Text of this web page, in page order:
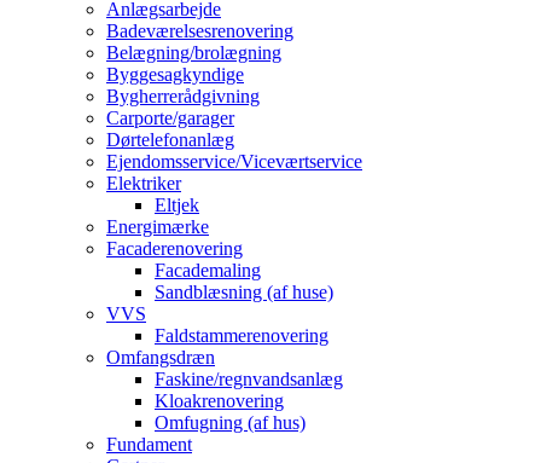
Anlægsarbejde
Badeværelsesrenovering
Belægning/brolægning
Byggesagkyndige
Bygherrerådgivning
Carporte/garager
Dørtelefonanlæg
Ejendomsservice/Viceværtservice
Elektriker
Eltjek
Energimærke
Facaderenovering
Facademaling
Sandblæsning (af huse)
VVS
Faldstammerenovering
Omfangsdræn
Faskine/regnvandsanlæg
Kloakrenovering
Omfugning (af hus)
Fundament